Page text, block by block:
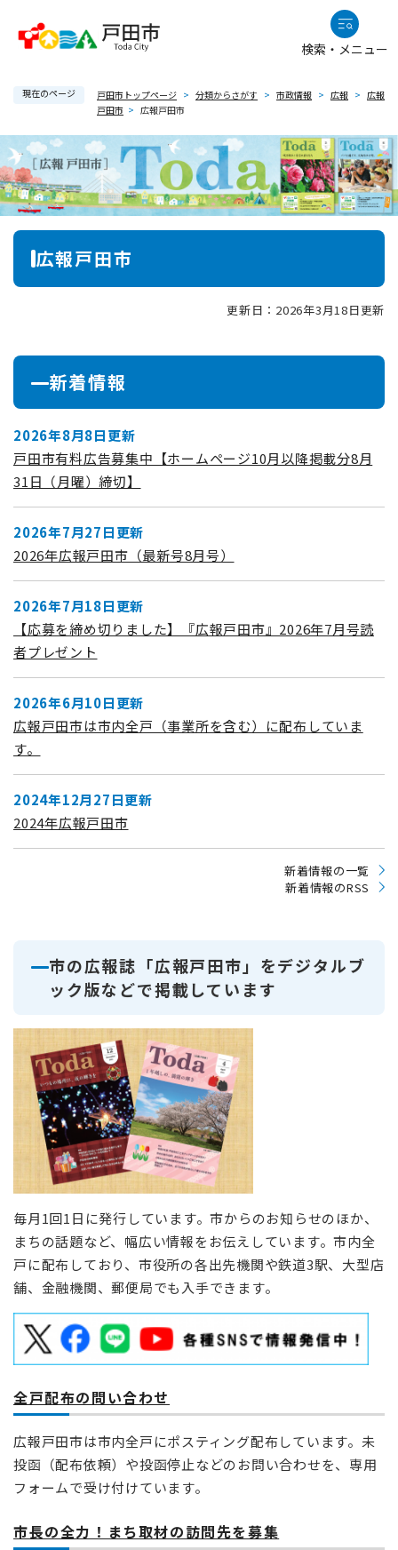
で
す
。
検索・メニュー
現在のページ 戸田市トップページ > 分類からさがす > 市政情報 > 広報 > 広報
戸田市 > 広報戸田市
本
広報戸田市
更新日：2026年3月18日更新
新着情報
2026年8月8日更新
戸田市有料広告募集中【ホームページ10月以降掲載分8月
31日（月曜）締切】
2026年7月27日更新
2026年広報戸田市（最新号8月号）
2026年7月18日更新
【応募を締め切りました】『広報戸田市』2026年7月号読
者プレゼント
2026年6月10日更新
広報戸田市は市内全戸（事業所を含む）に配布していま
す。
2024年12月27日更新
2024年広報戸田市
新着情報の一覧
新着情報のRSS
市の広報誌「広報戸田市」をデジタルブ
ック版などで掲載しています
毎月1回1日に発行しています。市からのお知らせのほか、
まちの話題など、幅広い情報をお伝えしています。市内全
戸に配布しており、市役所の各出先機関や鉄道3駅、大型店
舗、金融機関、郵便局でも入手できます。
全戸配布の問い合わせ
広報戸田市は市内全戸にポスティング配布しています。未
投函（配布依頼）や投函停止などのお問い合わせを、専用
フォームで受け付けています。
市長の全力！まち取材の訪問先を募集